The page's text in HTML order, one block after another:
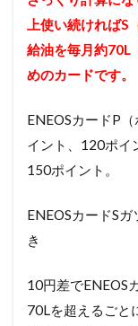
上使い続ければS
給油を毎月約70L
めのカードです。
ENEOSカードP
イント、120ポイ
150ポイント。
ENEOSカードS
き
10円差でENEOS
70Lを超えるごと